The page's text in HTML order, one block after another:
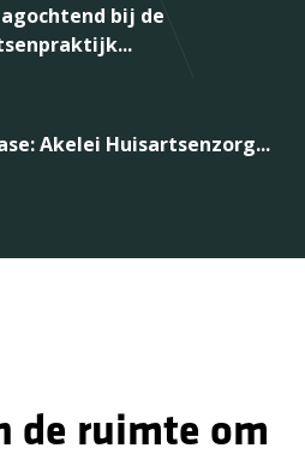
bij de
Akelei Huisartsenzorg...
de ruimte om